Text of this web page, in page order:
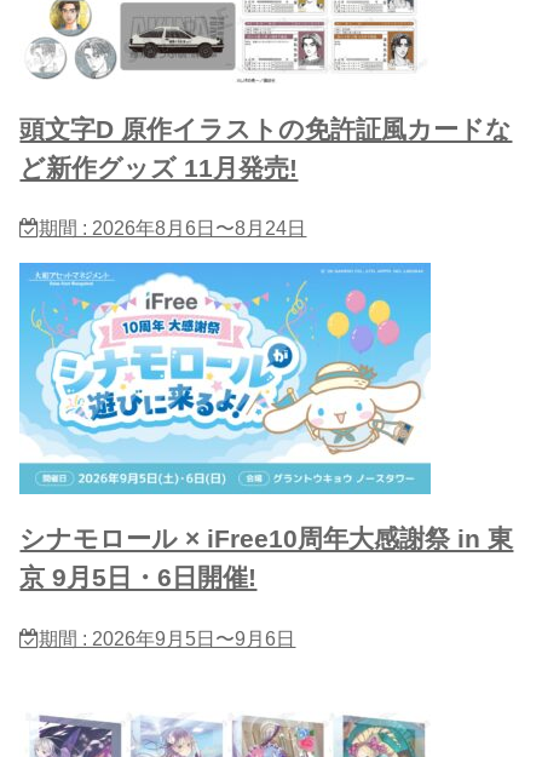
頭文字D 原作イラストの免許証風カードな
ど新作グッズ 11月発売!
期間 : 2026年8月6日〜8月24日
シナモロール × iFree10周年大感謝祭 in 東
京 9月5日・6日開催!
期間 : 2026年9月5日〜9月6日